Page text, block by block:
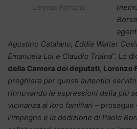
Lorenzo Fontana
Agostino Catalano, Eddie Walter
Emanuela Loi e Claudio Traina“. Lo
della Camera dei deputati, Lorenzo
preghiera per questi autentici
rinnovando le espressioni della più
vicinanza ai loro familiari – prosegue
l’impegno e la dedizione di Paolo